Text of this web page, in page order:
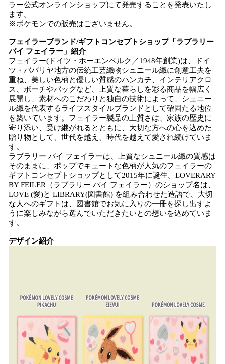
ラー公式オンラインショップにて発売することを発表いたし
ます。
※ポケモンでの販売はございません。
フェイラーブランド/ギフトコンセプトショップ「ラブラリー
バイ フェイラー」紹介
フェイラー(ドイツ・ホーエンベルク／1948年創業)は、ドイ
ツ・ババリヤ地方の伝統工芸織物シュニール織に創意工夫を
重ね、美しい色柄と優しい質感のハンカチ、インテリアクロ
ス、ポーチやバッグなど、上質な暮らしを彩る商品を幅広く
展開し、素材へのこだわりと独自の技術によって、シュニー
ル織を代表するライフスタイルブランドとして確固たる地位
を築いています。フェイラー製品の上質さは、家族の歴史に
寄り添い、受け継がれるとともに、大切な方への心を込めた
贈り物として、世代を越え、時代を越えて愛され続けていま
す。
ラブラリー バイ フェイラーは、上質なシュニール織の質感は
そのままに、ポップでキュートな色柄が人気のフェイラーの
ギフトコンセプトショップとして2015年に誕生。LOVERARY
BY FEILER（ラブラリー バイ フェイラー）のショップ名は、
LOVE (愛)と LIBRARY(図書館) を組み合わせた造語で、大切
な人へのギフトは、図書館でお気に入りの一冊を探し出すよ
うに楽しみながら選んでいただきたいとの想いを込めていま
す。
デザイン紹介